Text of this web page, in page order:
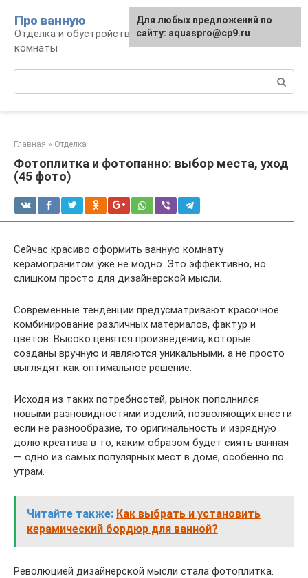
контенту
Про ванную
Отделка и обустройство современной ванной
комнаты
Главная » Отделка
Фотоплитка и фотопанно: выбор места, уход
(45 фото)
Сейчас красиво оформить ванную комнату
керамогранитом уже не модно. Это эффективно, но
слишком просто для дизайнерской мысли.
Современные тенденции предусматривают красочное
комбинирование различных материалов, фактур и
цветов. Высоко ценятся произведения, которые
созданы вручную и являются уникальными, а не просто
выглядят как оптимальное решение.
Исходя из таких потребностей, рынок пополнился
новыми разновидностями изделий, позволяющих внести
если не разнообразие, то оригинальность и изрядную
долю креатива в то, каким образом будет сиять ванная
— одно из самых популярных мест в доме, особенно по
утрам.
Читайте также: Как выбрать и установить
керамический бордюр для ванной?
Революцией дизайнерской мысли стала фотоплитка.
Для любых предложений по
сайту: aquaspro@cp9.ru